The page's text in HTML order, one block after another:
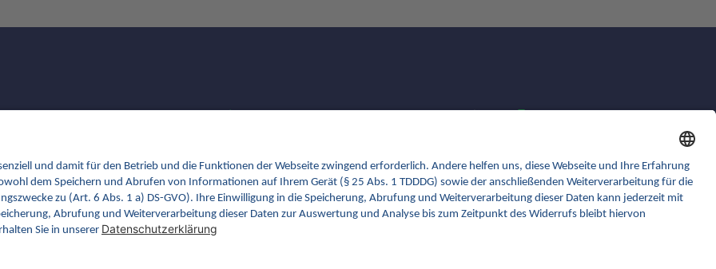
Fachveranstaltungen
Glossar
gemspec.gematik.de
gemmunity.de
github